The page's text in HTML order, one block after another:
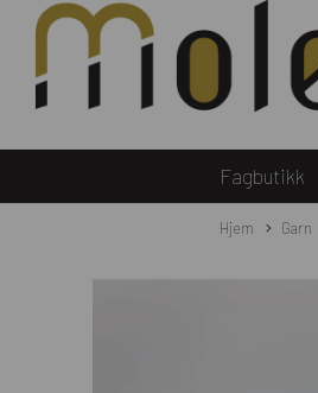
Fagbutikk
Hjem Garn